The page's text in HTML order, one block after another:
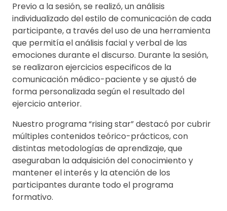
Previo a la sesión, se realizó, un análisis
individualizado del estilo de comunicación de cada
participante, a través del uso de una herramienta
que permitía el análisis facial y verbal de las
emociones durante el discurso. Durante la sesión,
se realizaron ejercicios especificos de la
comunicación médico-paciente y se ajustó de
forma personalizada según el resultado del
ejercicio anterior.
Nuestro programa “rising star” destacó por cubrir
múltiples contenidos teórico-prácticos, con
distintas metodologías de aprendizaje, que
aseguraban la adquisición del conocimiento y
mantener el interés y la atención de los
participantes durante todo el programa
formativo.